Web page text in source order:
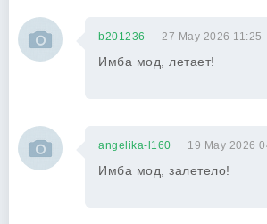
b201236 27 May 2026 11:25
Имба мод, летает!
angelika-l160 19 May 2026
Имба мод, залетело!